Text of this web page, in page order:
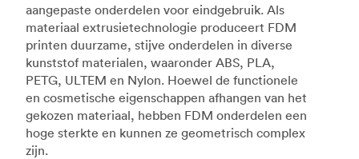
aangepaste onderdelen voor eindgebruik. Als
materiaal extrusietechnologie produceert FDM
printen duurzame, stijve onderdelen in diverse
kunststof materialen, waaronder ABS, PLA,
PETG, ULTEM en Nylon. Hoewel de functionele
en cosmetische eigenschappen afhangen van het
gekozen materiaal, hebben FDM onderdelen een
hoge sterkte en kunnen ze geometrisch complex
zijn.